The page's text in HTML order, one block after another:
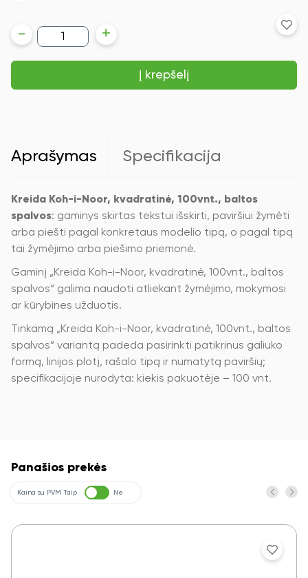
produkto
kiekis:
Kreida
Koh-
Noor,
- +
Į krepšelį
Aprašymas Specifikacija
Kreida Koh-i-Noor, kvadratinė, 100vnt., baltos
spalvos: gaminys skirtas tekstui išskirti, paviršiui žymėti
arba piešti pagal konkretaus modelio tipą, o pagal tipą
tai žymėjimo arba piešimo priemonė.
Gaminį „Kreida Koh-i-Noor, kvadratinė, 100vnt., baltos
spalvos“ galima naudoti atliekant žymėjimo, mokymosi
ar kūrybines užduotis.
Tinkamą „Kreida Koh-i-Noor, kvadratinė, 100vnt., baltos
spalvos“ variantą padeda pasirinkti patikrinus galiuko
formą, linijos plotį, rašalo tipą ir numatytą paviršių;
specifikacijoje nurodyta: kiekis pakuotėje – 100 vnt.
Panašios prekės
Kaina su PVM Taip Ne